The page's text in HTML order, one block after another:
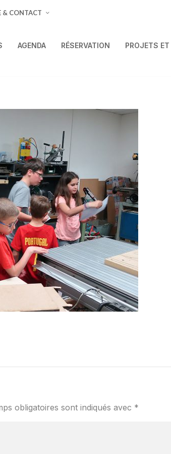
& CONTACT
AGENDA RÉSERVATION PROJETS
obligatoires sont indiqués avec *